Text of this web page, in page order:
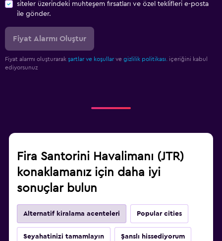
siteler üzerindeki muhteşem fırsatları ve özel teklifleri e-posta
ile gönder.
Fiyat Alarmı Oluştur
Fiyat alarmı oluşturarak şartlar ve koşullar ve gizlilik politikası. içeriğini kabul
ediyorsunuz
Fira Santorini Havalimanı (JTR)
konaklamanız için daha iyi
sonuçlar bulun
Alternatif kiralama acenteleri Popular cities
Seyahatinizi tamamlayın Şanslı hissediyorum